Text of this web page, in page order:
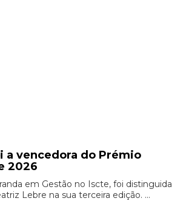
a vencedora do Prémio
2026
em Gestão no Iscte, foi distinguida
Lebre na sua terceira edição. ...